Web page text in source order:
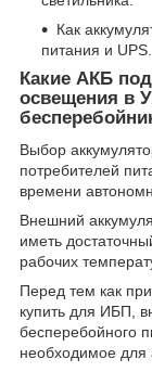
Как
питания и UPS.
Какие АКБ
освещения в
Выбор
потребителей
времени
Внешний
иметь
рабочих
Перед тем как
купить для ИБП,
бесперебойного
необходимое для